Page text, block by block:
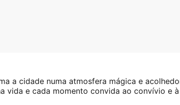
a cidade numa atmosfera mágica e
vida e cada momento convida ao convívio e à